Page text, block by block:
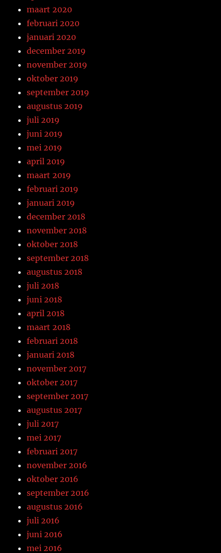
maart 2020
februari 2020
januari 2020
december 2019
november 2019
oktober 2019
september 2019
augustus 2019
juli 2019
juni 2019
mei 2019
april 2019
maart 2019
februari 2019
januari 2019
december 2018
november 2018
oktober 2018
september 2018
augustus 2018
juli 2018
juni 2018
april 2018
maart 2018
februari 2018
januari 2018
november 2017
oktober 2017
september 2017
augustus 2017
juli 2017
mei 2017
februari 2017
november 2016
oktober 2016
september 2016
augustus 2016
juli 2016
juni 2016
mei 2016